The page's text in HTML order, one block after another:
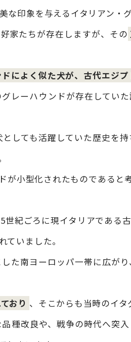
印象を与えるイタリアン・
家たちが存在しますが、その
によく似た犬が、古代エジ
レーハウンドが存在してい
しても活躍していた歴史を
が小型化されたものであると
紀ごろに現イタリアである
ていました。
た南ヨーロッパ一帯に広が
おり 、そこからも当時のイタ
種改良や、戦争の時代へ突